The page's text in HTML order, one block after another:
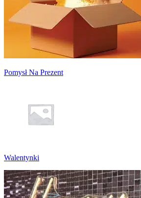
Pomysł Na Prezent
Walentynki